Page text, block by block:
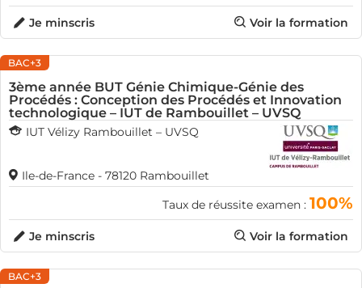
Voir la formation
Je minscris
BAC+3
3ème année BUT Génie Chimique-Génie des
Procédés : Conception des Procédés et Innovation
technologique – IUT de Rambouillet – UVSQ
IUT Vélizy Rambouillet – UVSQ
Ile-de-France - 78120 Rambouillet
Taux de réussite examen : 100%
Voir la formation
Je minscris
BAC+3